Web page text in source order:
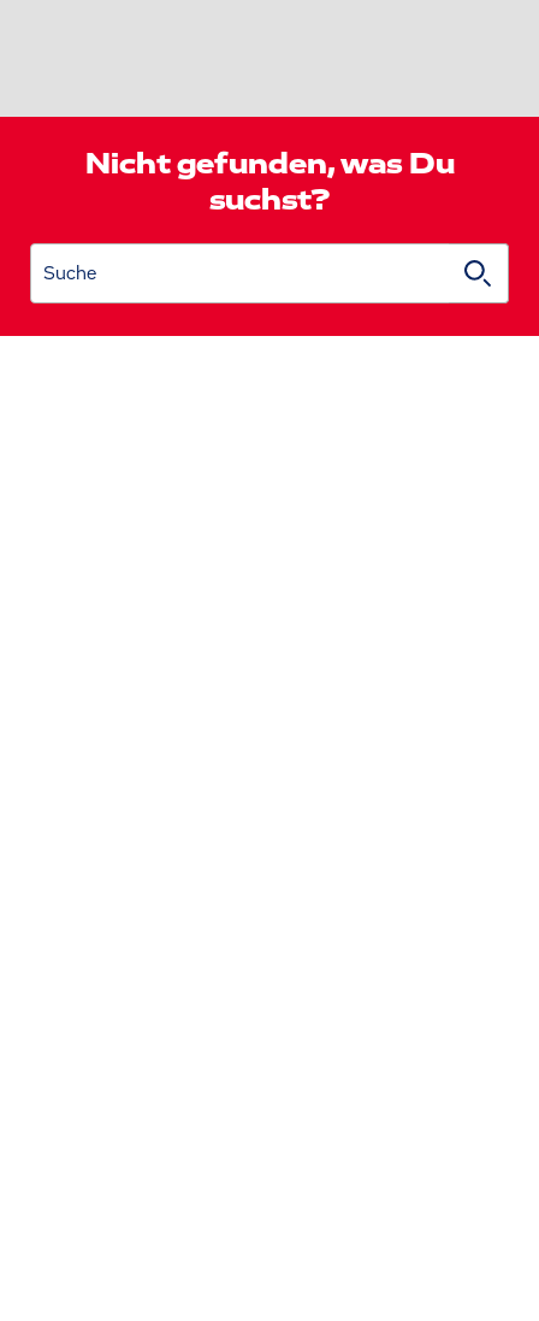
Nicht gefunden, was Du
suchst?
Suche